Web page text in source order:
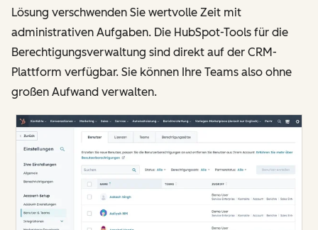
Lösung verschwenden Sie wertvolle Zeit mit
administrativen Aufgaben. Die HubSpot-Tools für die
Berechtigungsverwaltung sind direkt auf der CRM-
Plattform verfügbar. Sie können Ihre Teams also ohne
großen Aufwand verwalten.